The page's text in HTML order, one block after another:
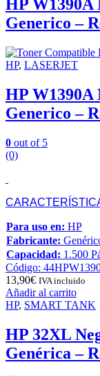
HP
Generico –
HP, LASERJET
HP W1390A
Generico –
0 out of 5
(0)
Para uso en: HP
Fabricante:
Capacidad: 1.500
Código:
13,90€ IVA incluido
Añadir al carrito
HP, SMART TANK
HP 32XL
Genérica –